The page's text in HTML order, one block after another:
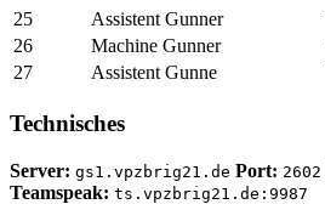
25
Assistent Gunner
26
Machine Gunner
27
Assistent Gunne
Technisches
Server: gs1.vpzbrig21.de Port: 2602
Teamspeak: ts.vpzbrig21.de:9987